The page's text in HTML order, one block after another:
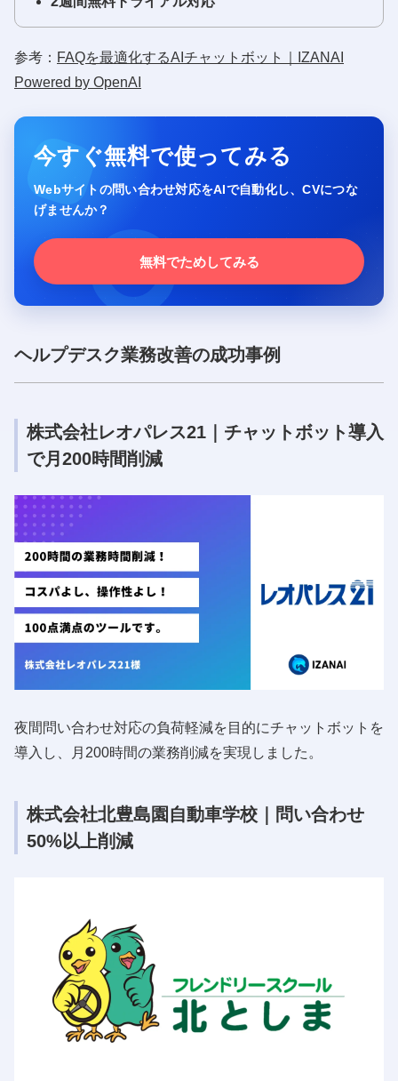
参考： FAQを最適化するAIチャットボット｜IZANAI
Powered by OpenAI
今すぐ無料で使ってみる
Webサイトの問い合わせ対応をAIで自動化し、CVにつな
げませんか？
無料でためしてみる
ヘルプデスク業務改善の成功事例
株式会社レオパレス21｜チャットボット導入
で月200時間削減
夜間問い合わせ対応の負荷軽減を目的にチャットボットを
導入し、月200時間の業務削減を実現しました。
株式会社北豊島園自動車学校｜問い合わせ
50%以上削減